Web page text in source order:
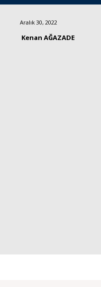
Aralık 30, 2022
Kenan AĞAZADE